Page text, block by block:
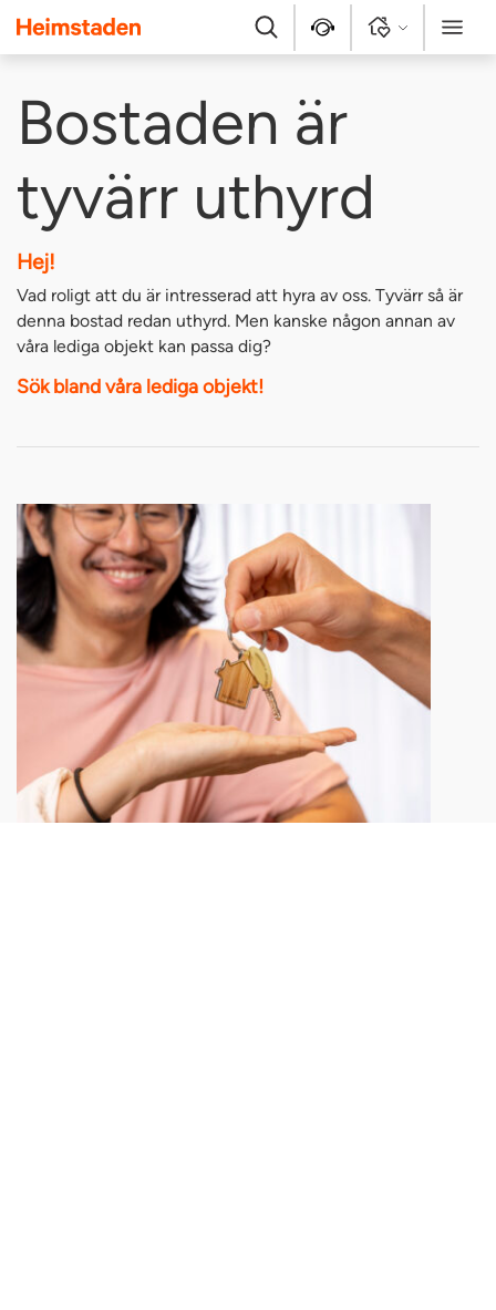
Heimstaden
Sök Kontakt Logga in Meny
Bostaden är
tyvärr uthyrd
Hej!
Vad roligt att du är intresserad att hyra av oss. Tyvärr så är
denna bostad redan uthyrd. Men kanske någon annan av
våra lediga objekt kan passa dig?
Sök bland våra lediga objekt!